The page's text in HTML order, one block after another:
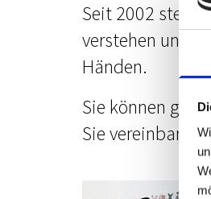
Seit 2002
verstehen uns
Händen.
Sie können
Sie vereinbaren